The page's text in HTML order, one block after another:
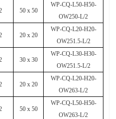
50 x 50
WP-CQ-L50-H50-
OW250-L/2
20 x 20
WP-CQ-L20-H20-
OW251.5-L/2
30 x 30
WP-CQ-L30-H30-
OW251.5-L/2
20 x 20
WP-CQ-L20-H20-
OW263-L/2
50 x 50
WP-CQ-L50-H50-
OW263-L/2